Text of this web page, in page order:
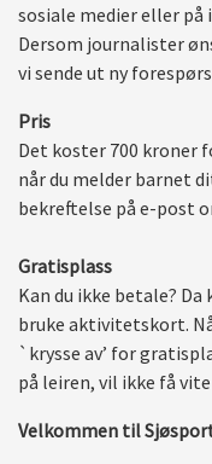
sosiale medier eller
Dersom journalister
vi sende ut ny
Pris
Det koster 700 kroner
når du melder barnet
bekreftelse på e-post
Gratisplass
Kan du ikke betale?
bruke aktivitetskort.
`krysse av’ for
på leiren, vil ikke få
Velkommen til